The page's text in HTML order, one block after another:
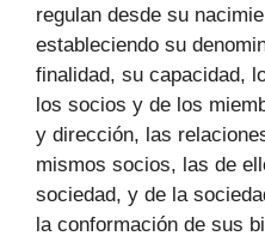
regulan desde su
estableciendo su
finalidad, su capacidad,
los socios y de los
y dirección, las
mismos socios, las de
sociedad, y de la
la conformación de sus